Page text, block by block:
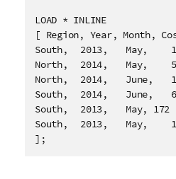
LOAD * INLINE
[ Region, Year, Month,
South,	2013,	May,	167
North,	2014,	May,	56
North,	2014,	June,	199
South,	2014,	June,	64
South,	2013,	May, 172
South,	2013,	May,	126
];